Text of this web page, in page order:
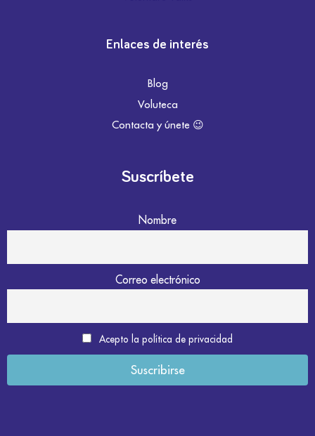
Enlaces de interés
Blog
Voluteca
Contacta y únete 😉
Suscríbete
Nombre
Correo electrónico
Acepto la política de privacidad